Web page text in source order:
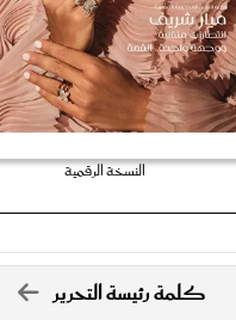
النسخة الرقمية
كلمة رئيسة التحرير